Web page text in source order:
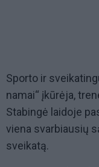
Sporto ir
namai“ įkūrėja,
Stabingė laidoje
viena svarbiausių
sveikatą.